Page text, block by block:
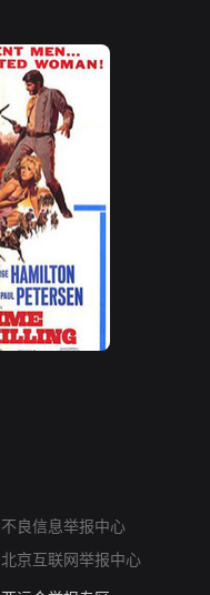
不良信息举报中心
北京互联网举报中心
算法推荐专项举报